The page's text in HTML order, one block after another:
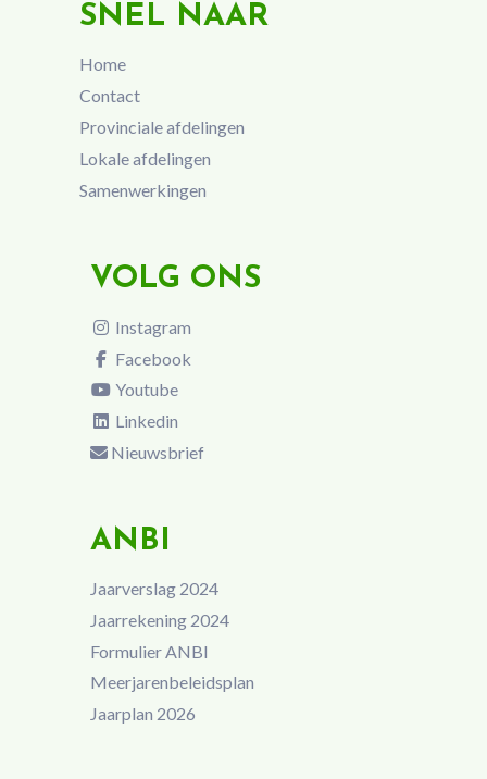
SNEL NAAR
Home
Contact
Provinciale afdelingen
Lokale afdelingen
Samenwerkingen
VOLG ONS
Instagram
Facebook
Youtube
Linkedin
Nieuwsbrief
ANBI
Jaarverslag 2024
Jaarrekening 2024
Formulier ANBI
Meerjarenbeleidsplan
Jaarplan 2026